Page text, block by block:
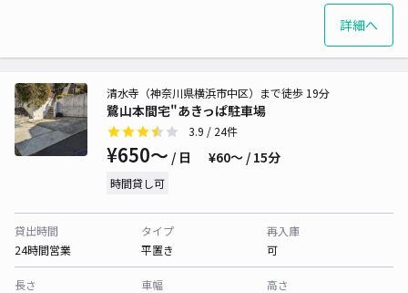
詳細へ
鷺山本間宅"あきっぱ駐車場
清水寺（神奈川県横浜市中区）まで徒歩 19分
3.9 / 24件
¥650〜 / 日 ¥60〜 / 15分
時間貸し可
貸出時間
24時間営業
タイプ
平置き
再入庫
可
長さ
車幅
高さ